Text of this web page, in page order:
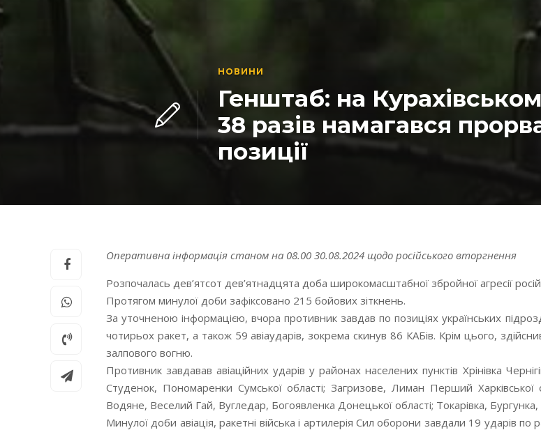
НОВИНИ
Генштаб: на
38 разів намагався
позиції
Оперативна інформація станом на 08.00 30.08.2024 щодо російського вторгнення
Розпочалась дев’ятсот дев’ятнадцята доба широкомасштабної збройної агресії
Протягом минулої доби зафіксовано 215 бойових зіткнень.
За уточненою інформацією, вчора противник завдав по позиціях українських
чотирьох ракет, а також 59 авіаударів, зокрема скинув 86 КАБів. Крім цього,
залпового вогню.
Противник завдавав авіаційних ударів у районах населених пунктів Хрінівка
Студенок, Пономаренки Сумської області; Загризове, Лиман Перший Харківської
Водяне, Веселий Гай, Вугледар, Богоявленка Донецької області; Токарівка,
Минулої доби авіація, ракетні війська і артилерія Сил оборони завдали 19 ударів